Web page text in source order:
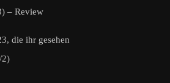
– Review
die ihr gesehen
2)